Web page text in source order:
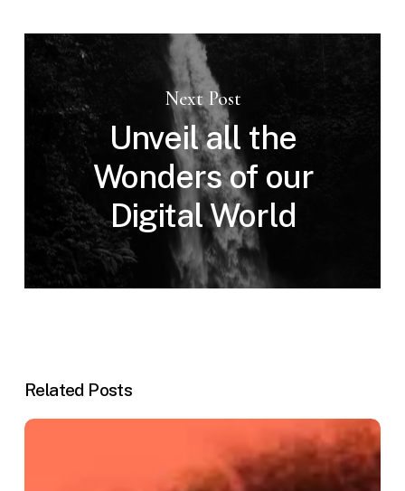
Next Post
Unveil all the
Wonders of our
Digital World
Related Posts
The